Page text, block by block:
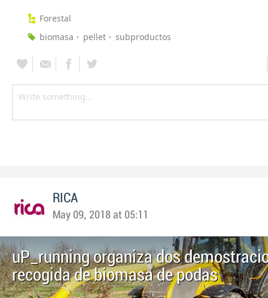
Forestal
biomasa
pellet subproductos
RICA
May 09, 2018 at 05:11
uP_running organiza dos
recogida de biomasa de podas